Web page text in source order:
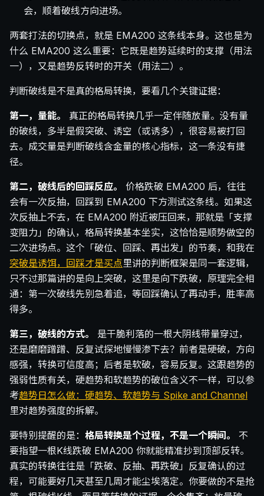
会，顺着破线方向进场。
两套打法的切换点，就是 EMA200 这条线本身。这也是为
什么 EMA200 这么重要：它既是趋势延续时的支撑（用法
一），又是趋势反转时的开关（用法二）。
判断破线是不是真的格局转换，要看几个关键证据：
第一，量能。
真正的格局转换几乎一定伴随放量。没有量
的破线，多半是假突破、诱空（或诱多），很容易被打回
去。成交量是判断破线含金量的核心指标，这一条没有捷
径。
第二，破线后的回踩反应。
价格跌破 EMA200 后，往往
会有一次反抽，回踩到 EMA200 下方测试这条线。如果这
次反抽上不去，在 EMA200 附近被压回来，那就是「支撑
变阻力」的确认，格局转换基本坐实，这恰恰是顺势做空的
二次进场点。这个「破位、回踩、再出发」的节奏，和我在
突破是诱饵，回踩才是买点里讲的判断框架是同一套逻辑，
只不过那篇讲的是向上突破，这里是向下跌破，原理完全相
通：第一次破线先别急着追，等回踩确认了再动手，胜率高
得多。
第三，破线的方式。
是干脆利落的一根大阴线带量穿过，
还是磨磨蹭蹭、反复试探地慢慢渗下去？前者是硬破，方向
感强，转换可信度高；后者是软破，容易反复。这跟趋势的
强弱性质有关，硬趋势和软趋势的破位含义不一样，可以参
考趋势日怎么做：硬趋势、软趋势与 Spike and Channel
里对趋势强度的拆解。
要特别提醒的是： 格局转换是个过程，不是一个瞬间。
不
要指望一根K线跌破 EMA200 你就能精准抄到顶部反转。
真实的转换往往是「跌破、反抽、再跌破」反复确认的过
程，可能要好几天甚至几周才能尘埃落定。你要做的不是抢